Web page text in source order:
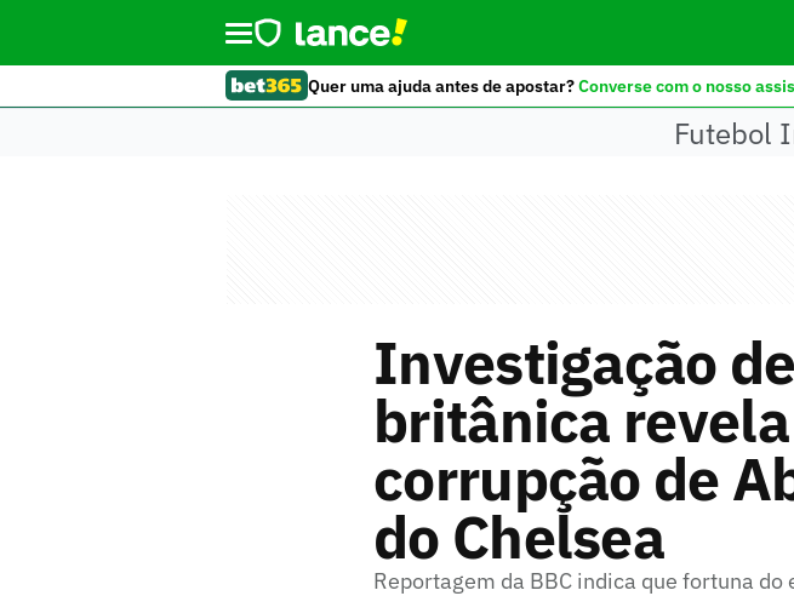
Quer uma ajuda antes de apostar?Converse com o nosso
Futebol
Investigação
britânica
corrupção de
do Chelsea
Reportagem da BBC indica que fortuna